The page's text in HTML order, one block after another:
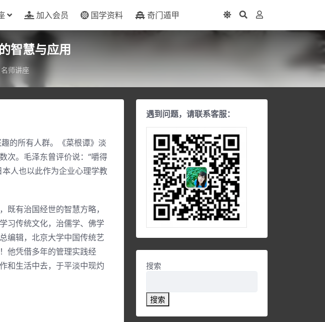
加入会员 国学资料 奇门遁甲
智慧与应用
名师讲座
的所有人群。《菜根谭》淡
次。毛泽东曾评价说：“嚼得
人也以此作为企业心理学教
既有治国经世的智慧方略，
习传统文化，治儒学、佛学
编辑，北京大学中国传统艺
他凭借多年的管理实践经
和生活中去，于平淡中现灼
遇到问题，请联系客服：
搜索
搜索